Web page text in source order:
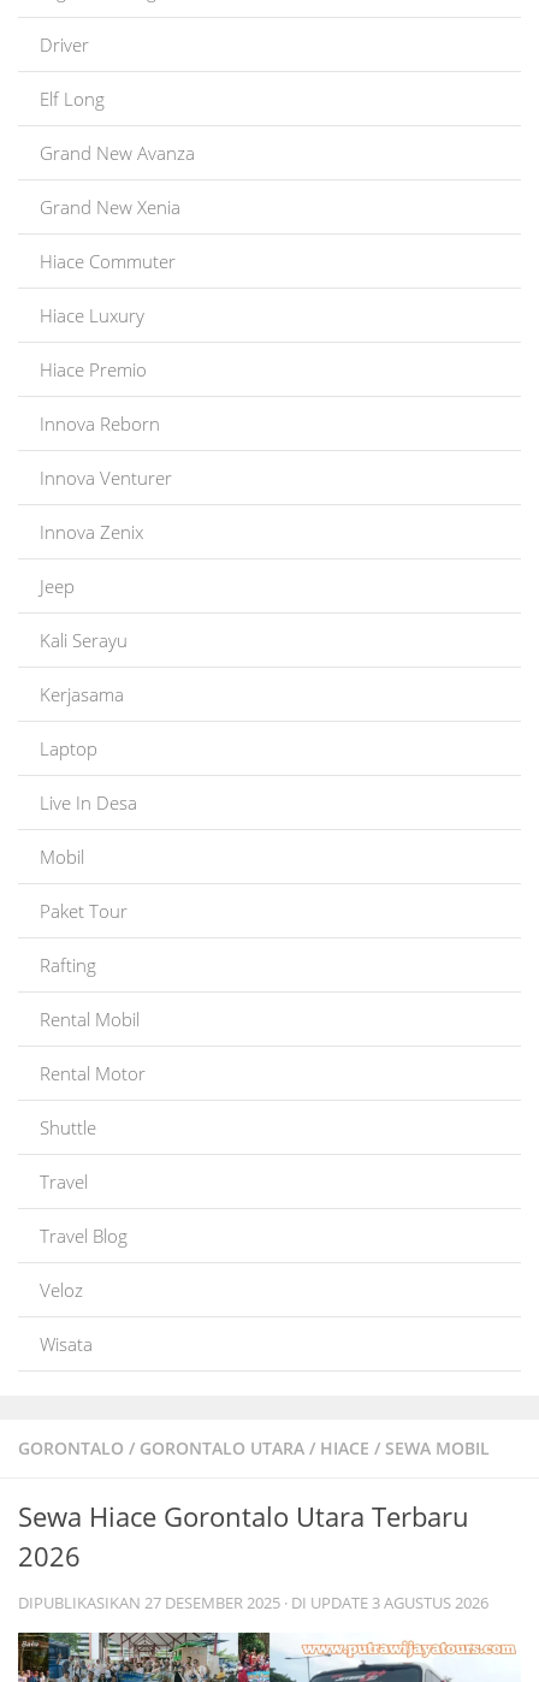
GORONTALO / GORONTALO UTARA / HIACE / SEWA MOBIL
Sewa Hiace Gorontalo Utara Terbaru
2026
DIPUBLIKASIKAN 27 DESEMBER 2025 · DI UPDATE 3 AGUSTUS 2026
Driver
Elf Long
Grand New Avanza
Grand New Xenia
Hiace Commuter
Hiace Luxury
Hiace Premio
Innova Reborn
Innova Venturer
Innova Zenix
Jeep
Kali Serayu
Kerjasama
Laptop
Live In Desa
Mobil
Paket Tour
Rafting
Rental Mobil
Rental Motor
Shuttle
Travel
Travel Blog
Veloz
Wisata